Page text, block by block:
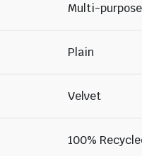
Multi-
Plain
Velvet
100%